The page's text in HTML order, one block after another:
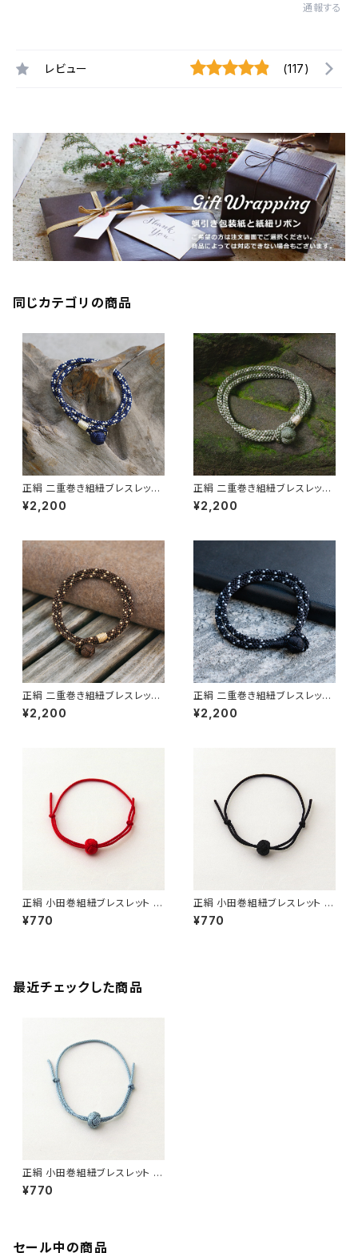
通報する
レビュー (117)
同じカテゴリの商品
正絹 二重巻き組紐ブレスレット
TABITOTE別注カラー ネイビ
ー×サンドベージュ 昇苑くみひ
レゼント】【父の日 お誕生日】
¥2,200
正絹 二重巻き組紐ブレスレット
TABITOTE別注カラー カーキ
グリーン 昇苑くみひも【京都】
¥2,200
正絹 二重巻き組紐ブレスレット
TABITOTE別注カラー ブラウ
ン×ベージュ ＜茶色＞ 昇苑くみ
¥2,200
正絹 二重巻き組紐ブレスレット
TABITOTE別注カラー Urban
Black ＜黒＞ 昇苑くみひも【京
¥2,200
正絹 小田巻組紐ブレスレット 赤
昇苑くみひも【サイズ調整可】【京
都】【組紐アクセサリー】【ギフト
¥770
正絹 小田巻組紐ブレスレット 黒
昇苑くみひも【サイズ調整可】【京
都】【組紐アクセサリー】【ギフト
¥770
最近チェックした商品
正絹 小田巻組紐ブレスレット 水
色 昇苑くみひも【サイズ調整可】
【京都】【組紐アクセサリー】【ギ
¥770
セール中の商品